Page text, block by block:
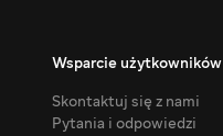
Wsparcie użytkowników
Skontaktuj się z nami
Pytania i odpowiedzi